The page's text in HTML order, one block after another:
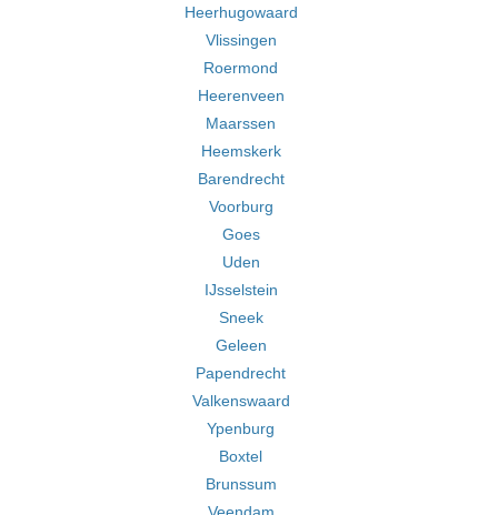
Heerhugowaard
Vlissingen
Roermond
Heerenveen
Maarssen
Heemskerk
Barendrecht
Voorburg
Goes
Uden
IJsselstein
Sneek
Geleen
Papendrecht
Valkenswaard
Ypenburg
Boxtel
Brunssum